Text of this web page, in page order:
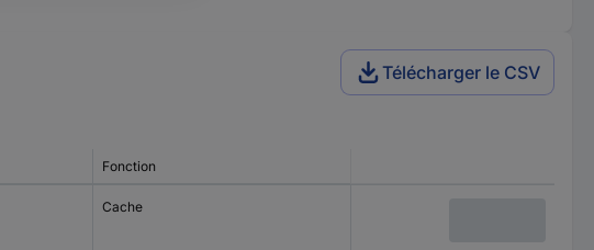
Télécharger le CSV
Fonction
Cache